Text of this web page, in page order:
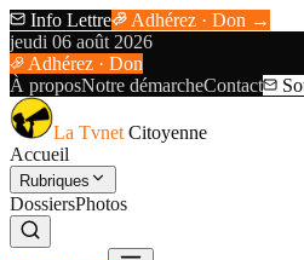
Info Lettre
Adhérez · Don →
jeudi 06 août 2026
Adhérez · Don
À proposNotre démarcheContact
La Tvnet Citoyenne
Accueil
Rubriques
DossiersPhotos